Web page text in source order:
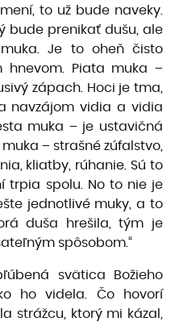
to už bude naveky.
bude prenikať dušu, ale
Je to oheň čisto
hnevom. Piata muka –
zápach. Hoci je tma,
navzájom vidia a vidia
muka – je ustavičná
– strašné zúfalstvo,
kliatby, rúhanie. Sú to
trpia spolu. No to nie je
jednotlivé muky, a to
duša hrešila, tým je
spôsobom.“
svätica Božieho
ho videla. Čo hovorí
strážcu, ktorý mi kázal,